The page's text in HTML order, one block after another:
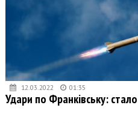
12.03.2022 01:35
Удари по Франківську: